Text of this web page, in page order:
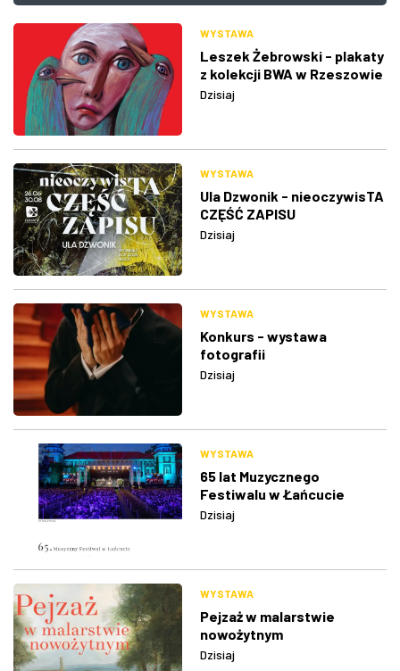
WYSTAWA
Leszek Żebrowski - plakaty
z kolekcji BWA w Rzeszowie
Dzisiaj
WYSTAWA
Ula Dzwonik - nieoczywisTA
CZĘŚĆ ZAPISU
Dzisiaj
WYSTAWA
Konkurs - wystawa
fotografii
Dzisiaj
WYSTAWA
65 lat Muzycznego
Festiwalu w Łańcucie
Dzisiaj
WYSTAWA
Pejzaż w malarstwie
nowożytnym
Dzisiaj